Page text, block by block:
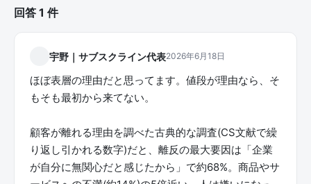
回答 1 件
宇野｜サブスクライン代表2026年6月18日
ほぼ表層の理由だと思ってます。値段が理由なら、そ
もそも最初から来てない。
顧客が離れる理由を調べた古典的な調査(CS文献で繰
り返し引かれる数字)だと、離反の最大要因は「企業
が自分に無関心だと感じたから」で約68%。商品やサ